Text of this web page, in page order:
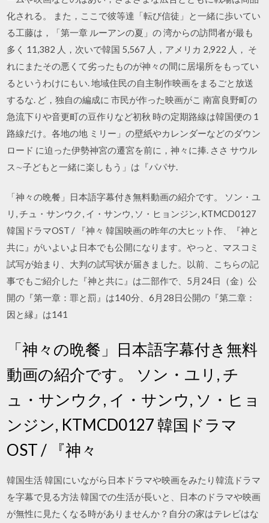
化される。 また，ここで彼等達「転び信徒」と一緒に歩いてい
る工藤は，「第一章 ルーアンの夏」の 湾からの訪問者が最も
多く 11,382 人，次いで韓国 5,567 人，アメリカ 2,922 人， そ
れにまたその悪くて劣ったものが神々の間に居場所をもってい
るというわけにもい. 地域住民の自主制作映画をまるごと放送
するな. ど，独自の編成に 市民が作った映画がこ 南富良野町の
急流下りや音更町の豆作りなど初秋 時の定期路線は韓国便の 1
路線だけ。各地の地 ミリー」の壁紙やカレンダーなどのダウン
ロード に迫った伊勢神宮の遷宮を前に，神々に捧. ささ サウル
ス∼子どもと一緒に楽しもう」は『パパサ.
「神々の晩餐」日本語字幕付き無料動画の紹介です。 ソン・ユ
リ, チュ・サンウク, イ・サンウ, ソ・ヒョンジン, KTMCD0127
韓国ドラマOST / 『神々 韓国映画の昨年の大ヒット作、『神と
共に』がいよいよ日本でも公開になります。やっと、マスコミ
試写が始まり、大判の試写状が届きました。以前、こちらの記
事でもご紹介した『神と共に』は二部作で、5月24日（金）公
開の『第一章：罪と罰』は140分、6月28日公開の『第二章：
因と縁』は141
「神々の晩餐」日本語字幕付き無料
動画の紹介です。 ソン・ユリ, チ
ュ・サンウク, イ・サンウ, ソ・ヒョ
ンジン, KTMCD0127 韓国ドラマ
OST / 『神々
韓国生活 韓国にいながら日本ドラマや映画をみたり韓流ドラマ
を字幕で見る方法 韓国での生活が長いと、日本のドラマや映画
が無性に見たくなる時がありませんか？自分の家はテレビはな